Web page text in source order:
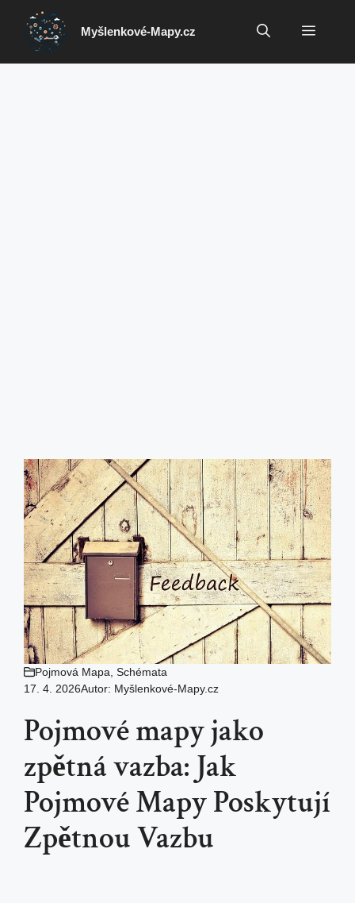
Přeskočit
obsah
Myšlenkové-Mapy.cz Menu
Pojmová Mapa Schémata
17. 4. 2026Autor: Myšlenkové-Mapy.cz
Pojmové mapy jako
zpětná vazba: Jak
Pojmové Mapy Poskytují
Zpětnou Vazbu